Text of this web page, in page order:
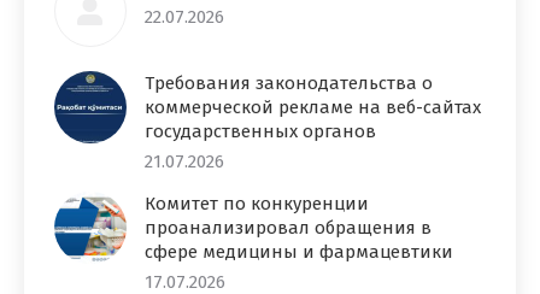
22.07.2026
Требования законодательства о
коммерческой рекламе на веб-сайтах
государственных органов
21.07.2026
Комитет по конкуренции
проанализировал обращения в
сфере медицины и фармацевтики
17.07.2026